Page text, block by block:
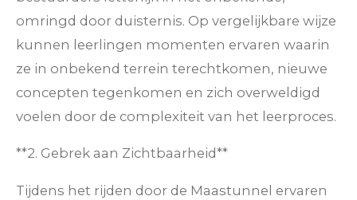
omringd door duisternis. Op vergelijkbare wijze
kunnen leerlingen momenten ervaren waarin
ze in onbekend terrein terechtkomen, nieuwe
concepten tegenkomen en zich overweldigd
voelen door de complexiteit van het leerproces.
**2. Gebrek aan Zichtbaarheid**
Tijdens het rijden door de Maastunnel ervaren